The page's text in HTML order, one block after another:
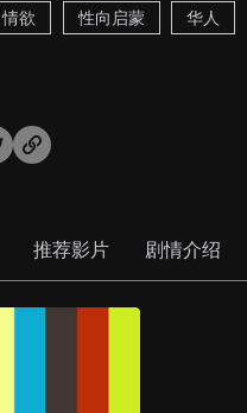
情欲 性向启蒙 华人
推荐影片 剧情介绍